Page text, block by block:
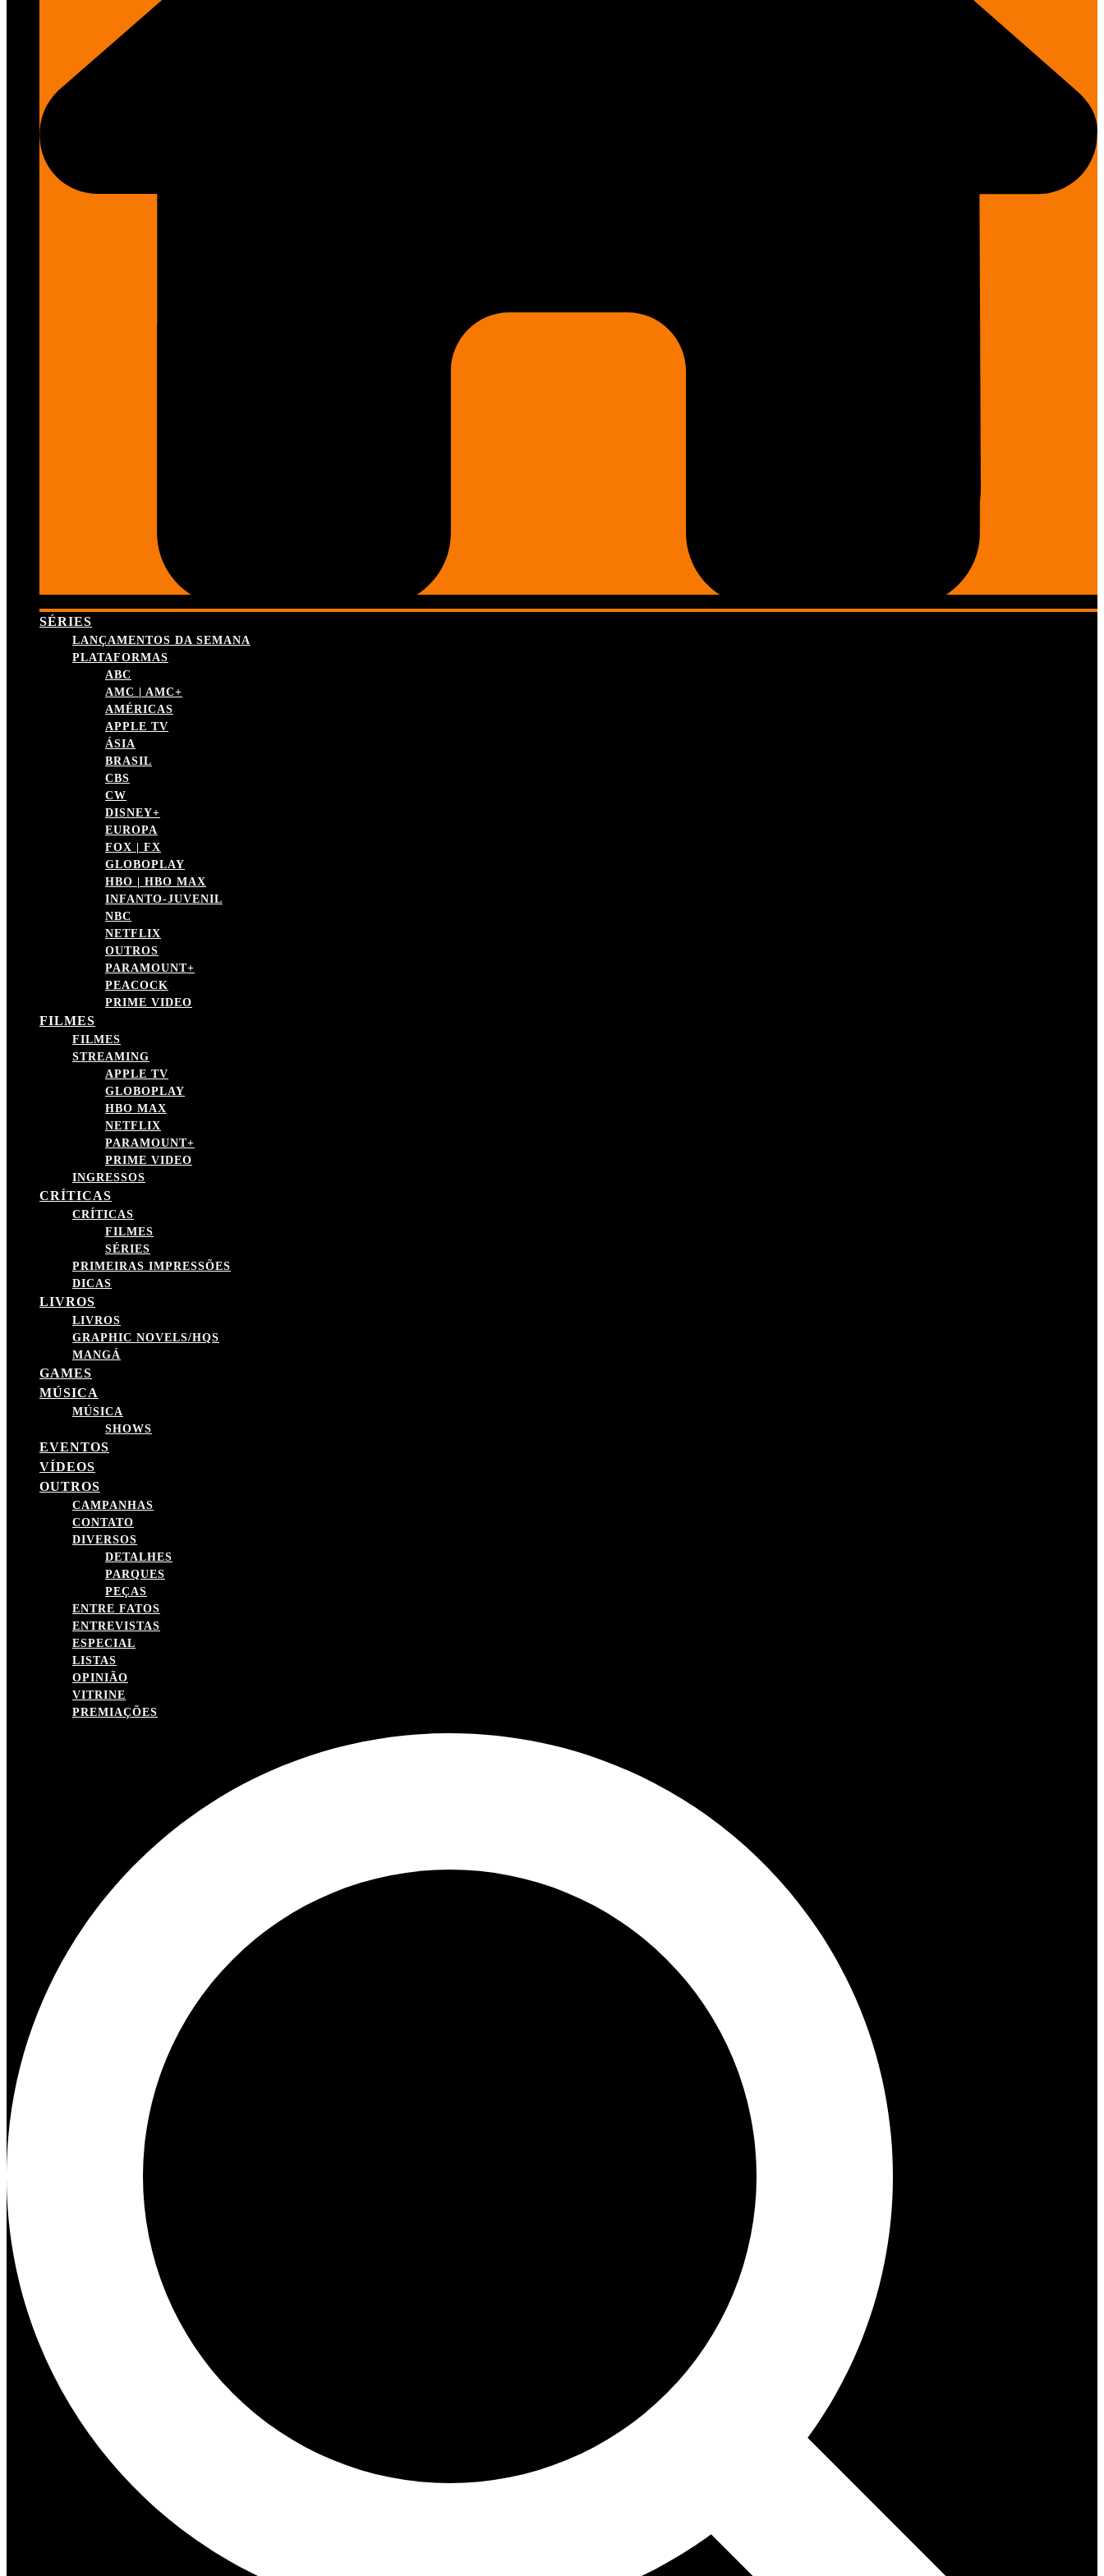
SÉRIES
LANÇAMENTOS DA SEMANA
PLATAFORMAS
ABC
AMC | AMC+
AMÉRICAS
APPLE TV
ÁSIA
BRASIL
CBS
CW
DISNEY+
EUROPA
FOX | FX
GLOBOPLAY
HBO | HBO MAX
INFANTO-JUVENIL
NBC
NETFLIX
OUTROS
PARAMOUNT+
PEACOCK
PRIME VIDEO
FILMES
FILMES
STREAMING
APPLE TV
GLOBOPLAY
HBO MAX
NETFLIX
PARAMOUNT+
PRIME VIDEO
INGRESSOS
CRÍTICAS
CRÍTICAS
FILMES
SÉRIES
PRIMEIRAS IMPRESSÕES
DICAS
LIVROS
LIVROS
GRAPHIC NOVELS/HQS
MANGÁ
GAMES
MÚSICA
MÚSICA
SHOWS
EVENTOS
VÍDEOS
OUTROS
CAMPANHAS
CONTATO
DIVERSOS
DETALHES
PARQUES
PEÇAS
ENTRE FATOS
ENTREVISTAS
ESPECIAL
LISTAS
OPINIÃO
VITRINE
PREMIAÇÕES